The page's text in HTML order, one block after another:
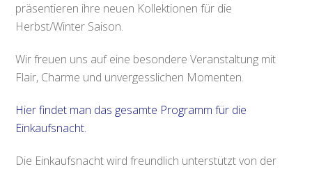
präsentieren ihre neuen Kollektionen für die
Herbst/Winter Saison.
Wir freuen uns auf eine besondere Veranstaltung mit
Flair, Charme und unvergesslichen Momenten.
Hier findet man das gesamte Programm für die
Einkaufsnacht.
Die Einkaufsnacht wird freundlich unterstützt von der